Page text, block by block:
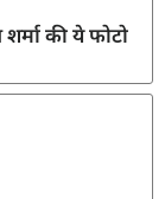
की ये फोटो